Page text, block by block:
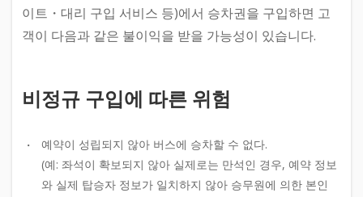
이트・대리 구입 서비스 등)에서 승차권을 구입하면 고
객이 다음과 같은 불이익을 받을 가능성이 있습니다.
비정규 구입에 따른 위험
예약이 성립되지 않아 버스에 승차할 수 없다.
(예: 좌석이 확보되지 않아 실제로는 만석인 경우, 예약 정보
와 실제 탑승자 정보가 일치하지 않아 승무원에 의한 본인